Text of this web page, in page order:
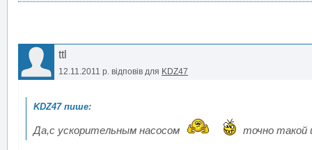
ttl
12.11.2011 р. відповів для KDZ47
Да,с ускорительным насосом точно такой